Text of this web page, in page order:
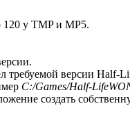
120 у TMP и MP5.
требуемой версии Half-
C:/Games/Half-
создать